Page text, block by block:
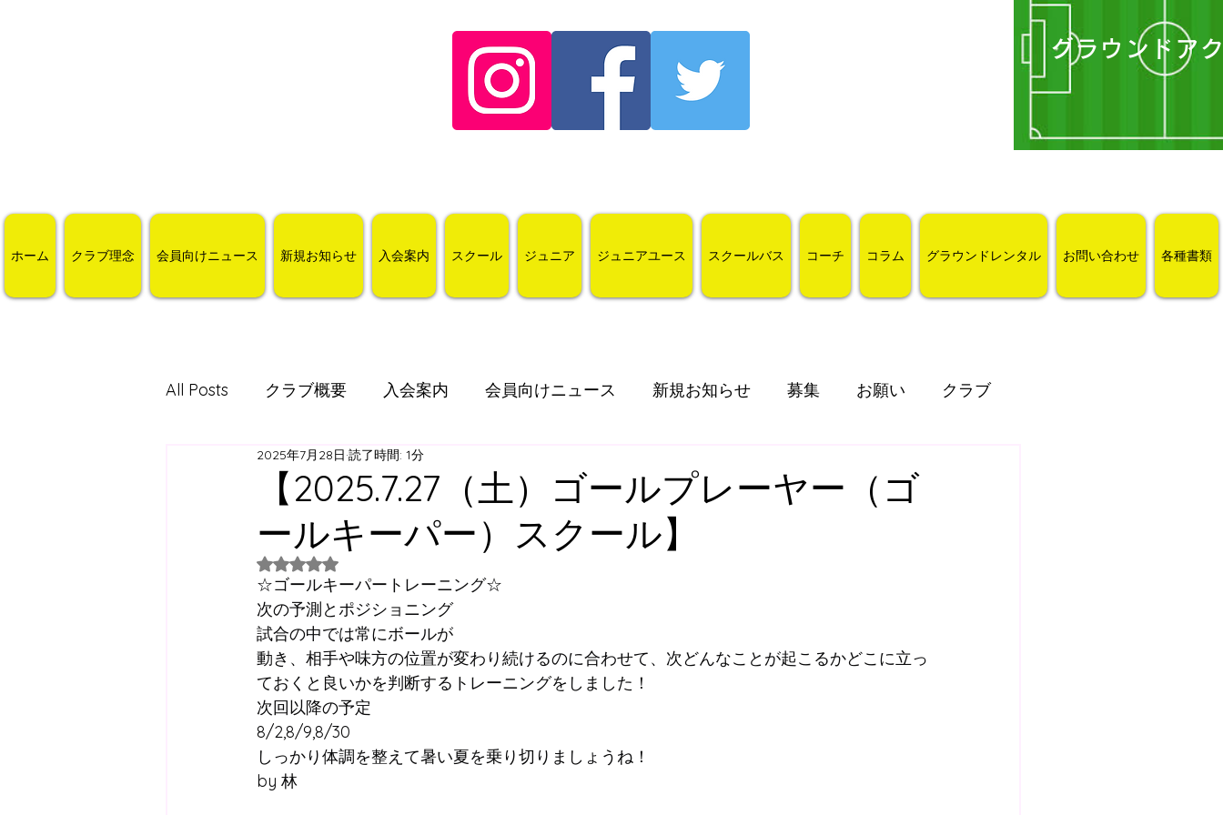
グラウンドア
ホーム クラブ理念 会員向けニュース 新規お知らせ 入会案内 スクール ジュニア ジュニアユース スクールバス コーチ コラム グラウンドレンタル お問い合わせ 各種書類
All Posts クラブ概要 入会案内 会員向けニュース 新規お知らせ 募集 お願い クラブ
ジュニアユース ジュニア
西神スクール すずらんスクール 舞多聞スクール プレゴスクール
日曜スクール アジリティスクール
西神方面スクールバス すずらん方面スクールバス 明石方面スクールバス
【2025.7.27（土）ゴールプレーヤー（ゴ
ールキーパー）スクール】
2025年7月28日 読了時間: 1分
5つ星のうちNaNと評価されています。
☆ゴールキーパートレーニング☆
次の予測とポジショニング
試合の中では常にボールが
動き、相手や味方の位置が変わり続けるのに合わせて、次どんなことが起こるかどこに立っ
ておくと良いかを判断するトレーニングをしました！
次回以降の予定
8/2,8/9,8/30
しっかり体調を整えて暑い夏を乗り切りましょうね！
by 林